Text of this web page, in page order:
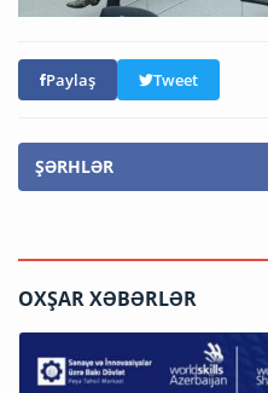
Paylaş Tweet
ŞƏRHLƏR
OXŞAR XƏBƏRLƏR